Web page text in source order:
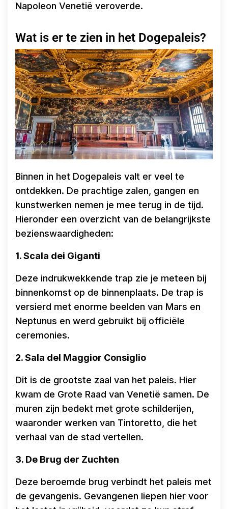
Napoleon Venetië veroverde.
Wat is er te zien in het Dogepaleis?
Binnen in het Dogepaleis valt er veel te
ontdekken. De prachtige zalen, gangen en
kunstwerken nemen je mee terug in de tijd.
Hieronder een overzicht van de belangrijkste
bezienswaardigheden:
1. Scala dei Giganti
Deze indrukwekkende trap zie je meteen bij
binnenkomst op de binnenplaats. De trap is
versierd met enorme beelden van Mars en
Neptunus en werd gebruikt bij officiële
ceremonies.
2. Sala del Maggior Consiglio
Dit is de grootste zaal van het paleis. Hier
kwam de Grote Raad van Venetië samen. De
muren zijn bedekt met grote schilderijen,
waaronder werken van Tintoretto, die het
verhaal van de stad vertellen.
3. De Brug der Zuchten
Deze beroemde brug verbindt het paleis met
de gevangenis. Gevangenen liepen hier voor